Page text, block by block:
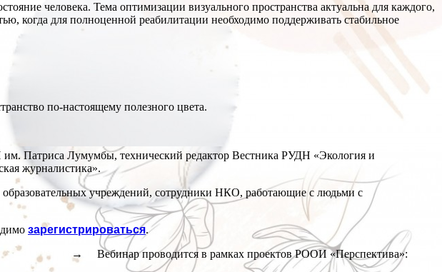
человека. Тема оптимизации визуального пространства актуальна для каждого,
когда для полноценной реабилитации необходимо поддерживать стабильное
по-настоящему полезного цвета.
им. Патриса Лумумбы, технический редактор Вестника РУДН «Экология и
журналистика».
учреждений, сотрудники НКО, работающие с людьми с
зарегистрироваться.
→ Вебинар проводится в рамках проектов РООИ «Перспектива»: